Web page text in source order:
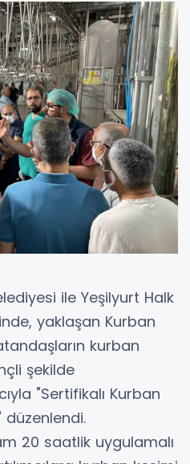
ile Yeşilyurt Halk
yaklaşan Kurban
kurban
şekilde
"Sertifikalı Kurban
düzenlendi.
20 saatlik uygulamalı